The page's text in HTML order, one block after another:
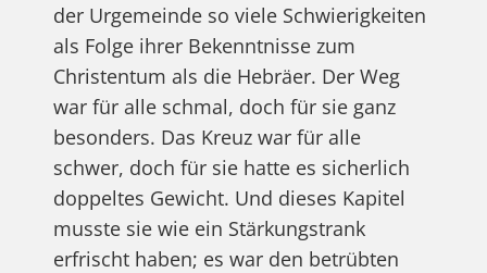
der Urgemeinde so viele Schwierigkeiten
als Folge ihrer Bekenntnisse zum
Christentum als die Hebräer. Der Weg
war für alle schmal, doch für sie ganz
besonders. Das Kreuz war für alle
schwer, doch für sie hatte es sicherlich
doppeltes Gewicht. Und dieses Kapitel
musste sie wie ein Stärkungstrank
erfrischt haben; es war den betrübten